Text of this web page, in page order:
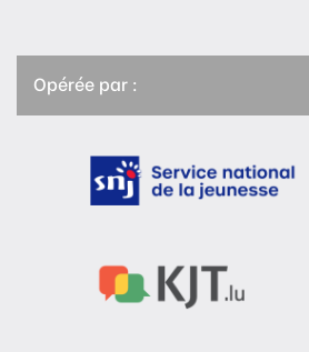
Opérée par :